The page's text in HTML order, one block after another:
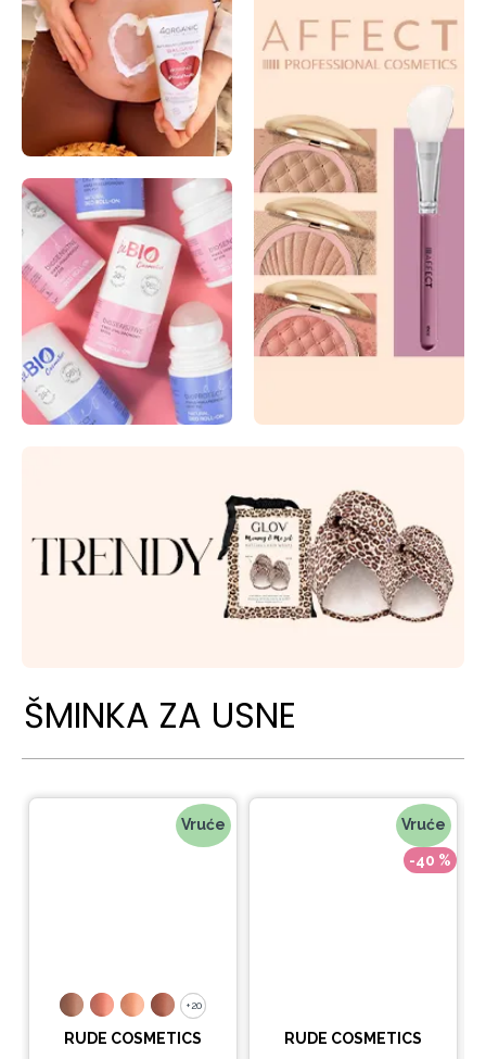
ŠMINKA ZA USNE
Vruće
+20
+20
RUDE COSMETICS
Vruće
-40 %
RUDE COSMETICS